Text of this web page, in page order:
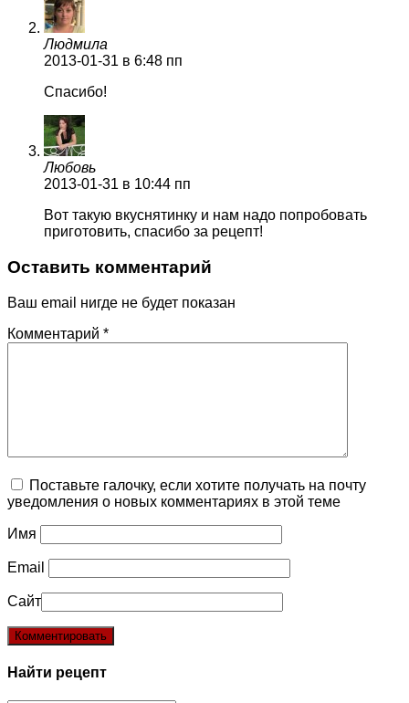
Людмила
2013-01-31 в 6:48 пп
Спасибо!
Любовь
2013-01-31 в 10:44 пп
Вот такую вкуснятинку и нам надо попробовать
приготовить, спасибо за рецепт!
Оставить комментарий
Ваш email нигде не будет показан
Комментарий *
Поставьте галочку, если хотите получать на почту
уведомления о новых комментариях в этой теме
Имя
Email
Сайт
Найти рецепт